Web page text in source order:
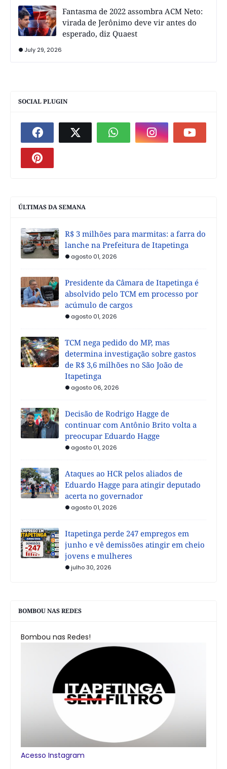
Fantasma de 2022 assombra ACM Neto:
virada de Jerônimo deve vir antes do
esperado, diz Quaest
July 29, 2026
SOCIAL PLUGIN
ÚLTIMAS DA SEMANA
R$ 3 milhões para marmitas: a farra do
lanche na Prefeitura de Itapetinga
agosto 01, 2026
Presidente da Câmara de Itapetinga é
absolvido pelo TCM em processo por
acúmulo de cargos
agosto 01, 2026
TCM nega pedido do MP, mas
determina investigação sobre gastos
de R$ 3,6 milhões no São João de
Itapetinga
agosto 06, 2026
Decisão de Rodrigo Hagge de
continuar com Antônio Brito volta a
preocupar Eduardo Hagge
agosto 01, 2026
Ataques ao HCR pelos aliados de
Eduardo Hagge para atingir deputado
acerta no governador
agosto 01, 2026
Itapetinga perde 247 empregos em
junho e vê demissões atingir em cheio
jovens e mulheres
julho 30, 2026
BOMBOU NAS REDES
Bombou nas Redes!
Acesso Instagram